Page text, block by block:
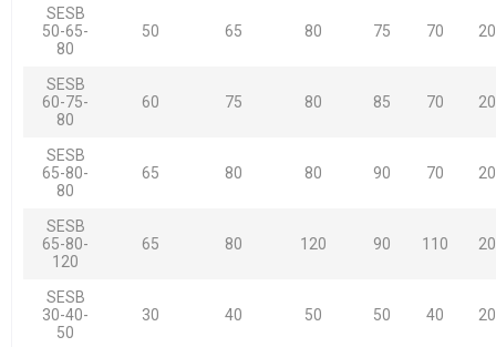
SESB
50-65-
80
50 65 80 75 70 20
SESB
60-75-
80
60 75 80 85 70 20
SESB
65-80-
80
65 80 80 90 70 20
SESB
65-80-
120
65 80 120 90 110 20
SESB
30-40-
50
30 40 50 50 40 20